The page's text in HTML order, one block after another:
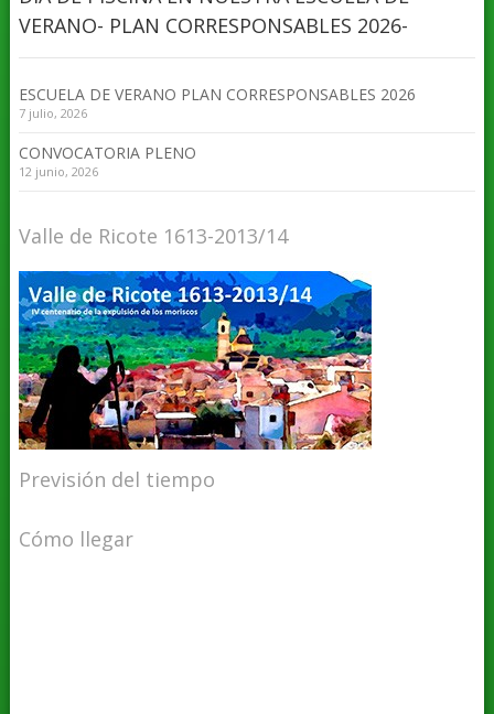
VERANO- PLAN CORRESPONSABLES 2026-
ESCUELA DE VERANO PLAN CORRESPONSABLES 2026
7 julio, 2026
CONVOCATORIA PLENO
12 junio, 2026
Valle de Ricote 1613-2013/14
Previsión del tiempo
Cómo llegar